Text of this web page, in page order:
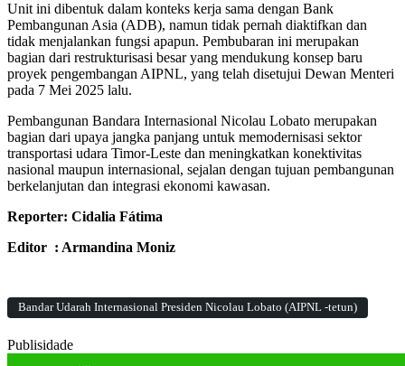
Unit ini dibentuk dalam konteks kerja sama dengan Bank
Pembangunan Asia (ADB), namun tidak pernah diaktifkan dan
tidak menjalankan fungsi apapun. Pembubaran ini merupakan
bagian dari restrukturisasi besar yang mendukung konsep baru
proyek pengembangan AIPNL, yang telah disetujui Dewan Menteri
pada 7 Mei 2025 lalu.
Pembangunan Bandara Internasional Nicolau Lobato merupakan
bagian dari upaya jangka panjang untuk memodernisasi sektor
transportasi udara Timor-Leste dan meningkatkan konektivitas
nasional maupun internasional, sejalan dengan tujuan pembangunan
berkelanjutan dan integrasi ekonomi kawasan.
Reporter: Cidalia Fátima
Editor : Armandina Moniz
Bandar Udarah Internasional Presiden Nicolau Lobato (AIPNL -tetun)
Publisidade